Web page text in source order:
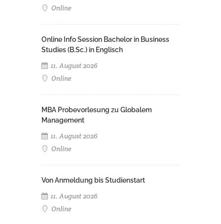
Online
Online Info Session Bachelor in Business
Studies (B.Sc.) in Englisch
11. August 2026
Online
MBA Probevorlesung zu Globalem
Management
11. August 2026
Online
Von Anmeldung bis Studienstart
11. August 2026
Online